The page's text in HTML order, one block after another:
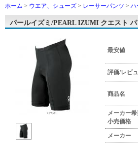
ホーム > ウエア、シューズ > レーサーパンツ > ハ
パールイズミ/PEARL IZUMI クエスト
最安値
評価/レビ
商品名
メーカー
小売価格
メーカー